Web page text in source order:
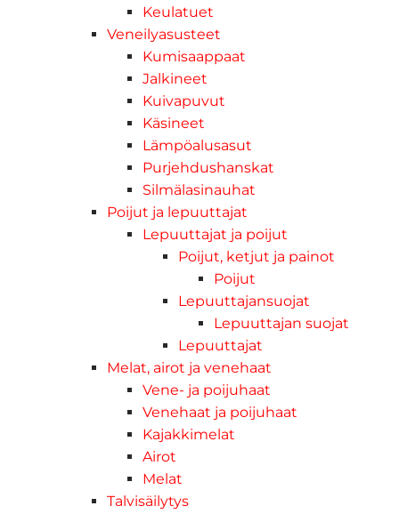
Keulatuet
Veneilyasusteet
Kumisaappaat
Jalkineet
Kuivapuvut
Käsineet
Lämpöalusasut
Purjehdushanskat
Silmälasinauhat
Poijut ja lepuuttajat
Lepuuttajat ja poijut
Poijut, ketjut ja painot
Poijut
Lepuuttajansuojat
Lepuuttajan suojat
Lepuuttajat
Melat, airot ja venehaat
Vene- ja poijuhaat
Venehaat ja poijuhaat
Kajakkimelat
Airot
Melat
Talvisäilytys